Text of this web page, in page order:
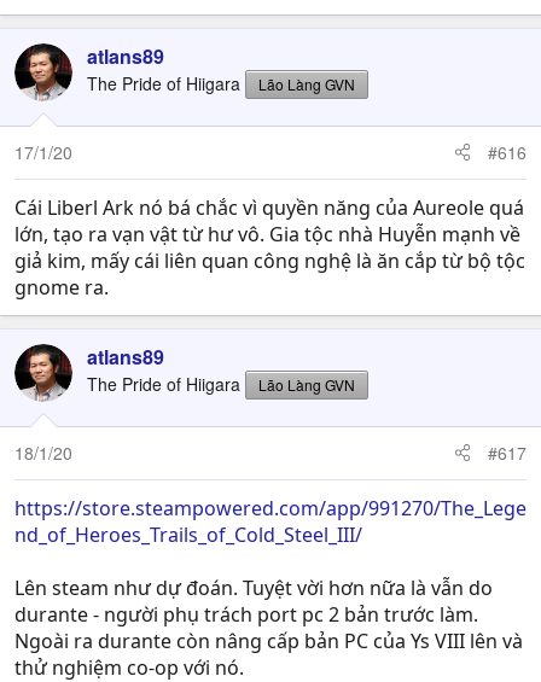
atlans89
The Pride of Hiigara Lão Làng GVN
17/1/20 #616
Cái Liberl Ark nó bá chắc vì quyền năng của Aureole quá
lớn, tạo ra vạn vật từ hư vô. Gia tộc nhà Huyễn mạnh về
giả kim, mấy cái liên quan công nghệ là ăn cắp từ bộ tộc
gnome ra.
atlans89
The Pride of Hiigara Lão Làng GVN
18/1/20 #617
https://store.steampowered.com/app/991270/The_Lege
nd_of_Heroes_Trails_of_Cold_Steel_III/
Lên steam như dự đoán. Tuyệt vời hơn nữa là vẫn do
durante - người phụ trách port pc 2 bản trước làm.
Ngoài ra durante còn nâng cấp bản PC của Ys VIII lên và
thử nghiệm co-op với nó.